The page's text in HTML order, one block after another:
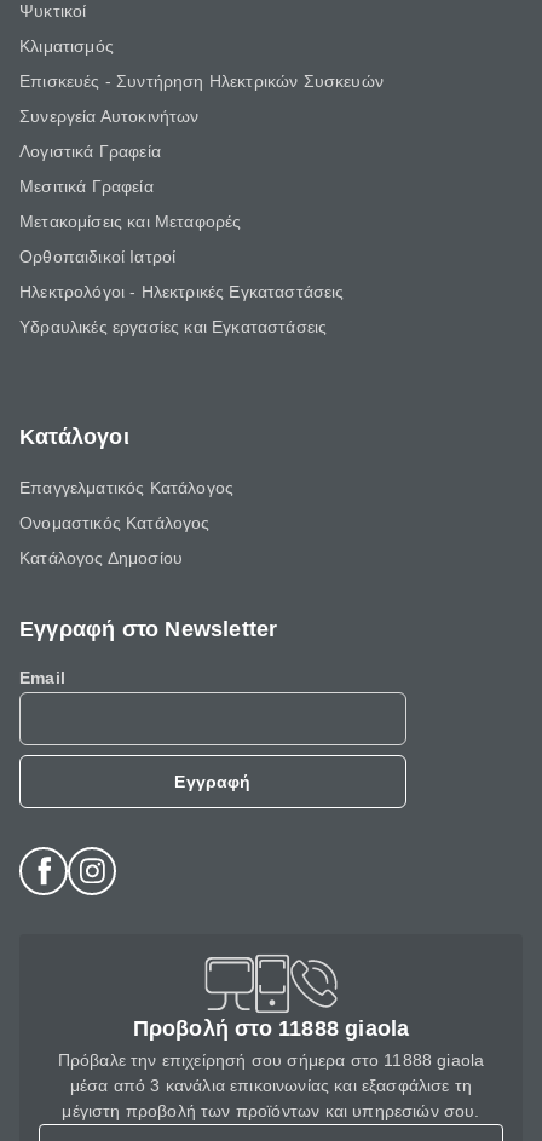
Ψυκτικοί
Κλιματισμός
Επισκευές - Συντήρηση Ηλεκτρικών Συσκευών
Συνεργεία Αυτοκινήτων
Λογιστικά Γραφεία
Μεσιτικά Γραφεία
Μετακομίσεις και Μεταφορές
Ορθοπαιδικοί Ιατροί
Ηλεκτρολόγοι - Ηλεκτρικές Εγκαταστάσεις
Υδραυλικές εργασίες και Εγκαταστάσεις
Κατάλογοι
Επαγγελματικός Κατάλογος
Ονομαστικός Κατάλογος
Κατάλογος Δημοσίου
Εγγραφή στο Newsletter
Email
Εγγραφή
Προβολή στο 11888 giaola
Πρόβαλε την επιχείρησή σου σήμερα στο 11888 giaola
μέσα από 3 κανάλια επικοινωνίας και εξασφάλισε τη
μέγιστη προβολή των προϊόντων και υπηρεσιών σου.